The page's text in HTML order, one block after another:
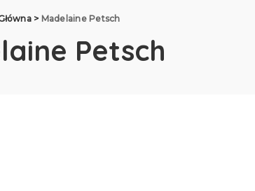
> Madelaine Petsch
Petsch